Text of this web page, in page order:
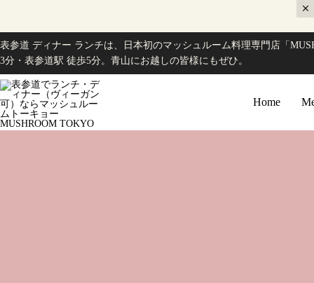
表参道 ディナー ランチは、日本初のマッシュルーム料理専門店「
3分・表参道駅 徒歩5分。青山にお越しの皆様にもぜひ。
Home